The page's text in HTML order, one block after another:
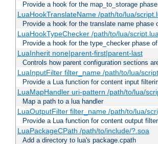
Provide a hook for the map_to_storage
LuaHookTranslateName /path/to/lua/
Provide a hook for the translate name phase
LuaHookTypeChecker /path/to/lua/
Provide a hook for the type_checker phase
LuaInherit none|parent-first|parent-last
Controls how parent configuration sections
LuaInputFilter filter_name /path/to/lua/
Provide a Lua function for content input
LuaMapHandler uri-pattern /path/to/lua/
Map a path to a lua handler
LuaOutputFilter filter_name /path/to/lua/
Provide a Lua function for content output
LuaPackageCPath /path/to/include/?.soa
Add a directory to lua's package.cpath